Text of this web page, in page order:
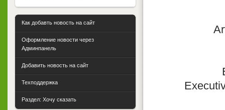
Как добавть новость на сайт
Оформление новости через
Админпанель
Добавить новость на сайт
Техподдержка
Раздел: Хочу сказать